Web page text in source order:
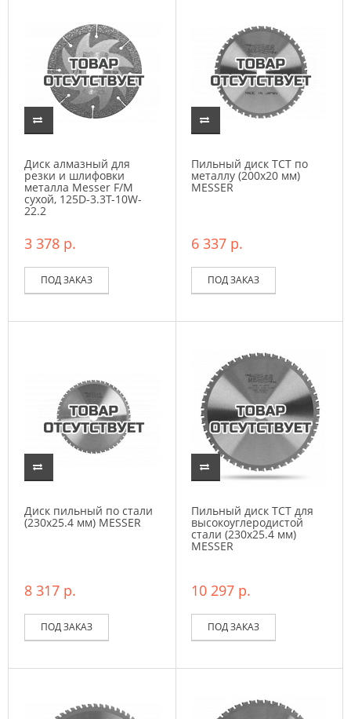
Диск алмазный для
резки и шлифовки
металла Messer F/M
сухой, 125D-3.3T-10W-
22.2
3 378 р.
ПОД ЗАКАЗ
Пильный диск ТСТ по
металлу (200х20 мм)
MESSER
6 337 р.
ПОД ЗАКАЗ
Диск пильный по стали
(230х25.4 мм) MESSER
8 317 р.
ПОД ЗАКАЗ
Пильный диск ТСТ для
высокоуглеродистой
стали (230х25.4 мм)
MESSER
10 297 р.
ПОД ЗАКАЗ